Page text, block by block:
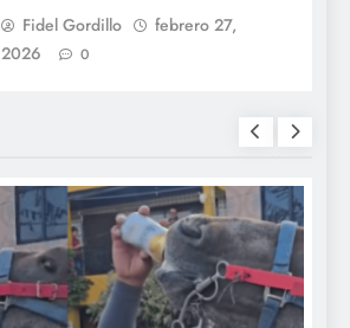
Fidel Gordillo
febrero 27,
2026
0